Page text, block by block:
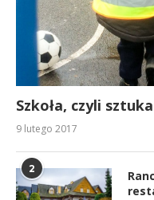
Szkoła, czyli
9 lutego 2017
2